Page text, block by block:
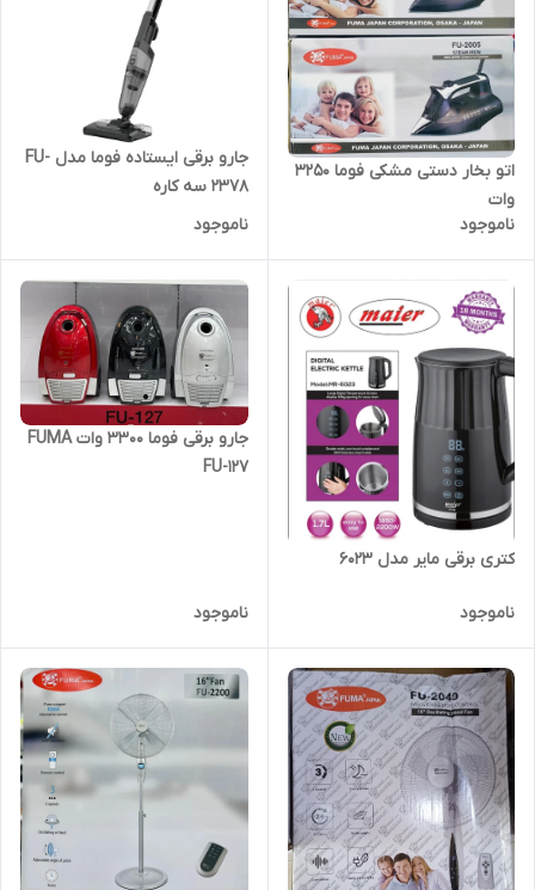
اتو بخار دستی مشکی فوما 3250
وات
ناموجود
جارو برقی ایستاده فوما مدل FU-
2378 سه کاره
ناموجود
کتری برقی مایر مدل 6023
ناموجود
جارو برقی فوما 3300 وات FUMA
FU-127
ناموجود